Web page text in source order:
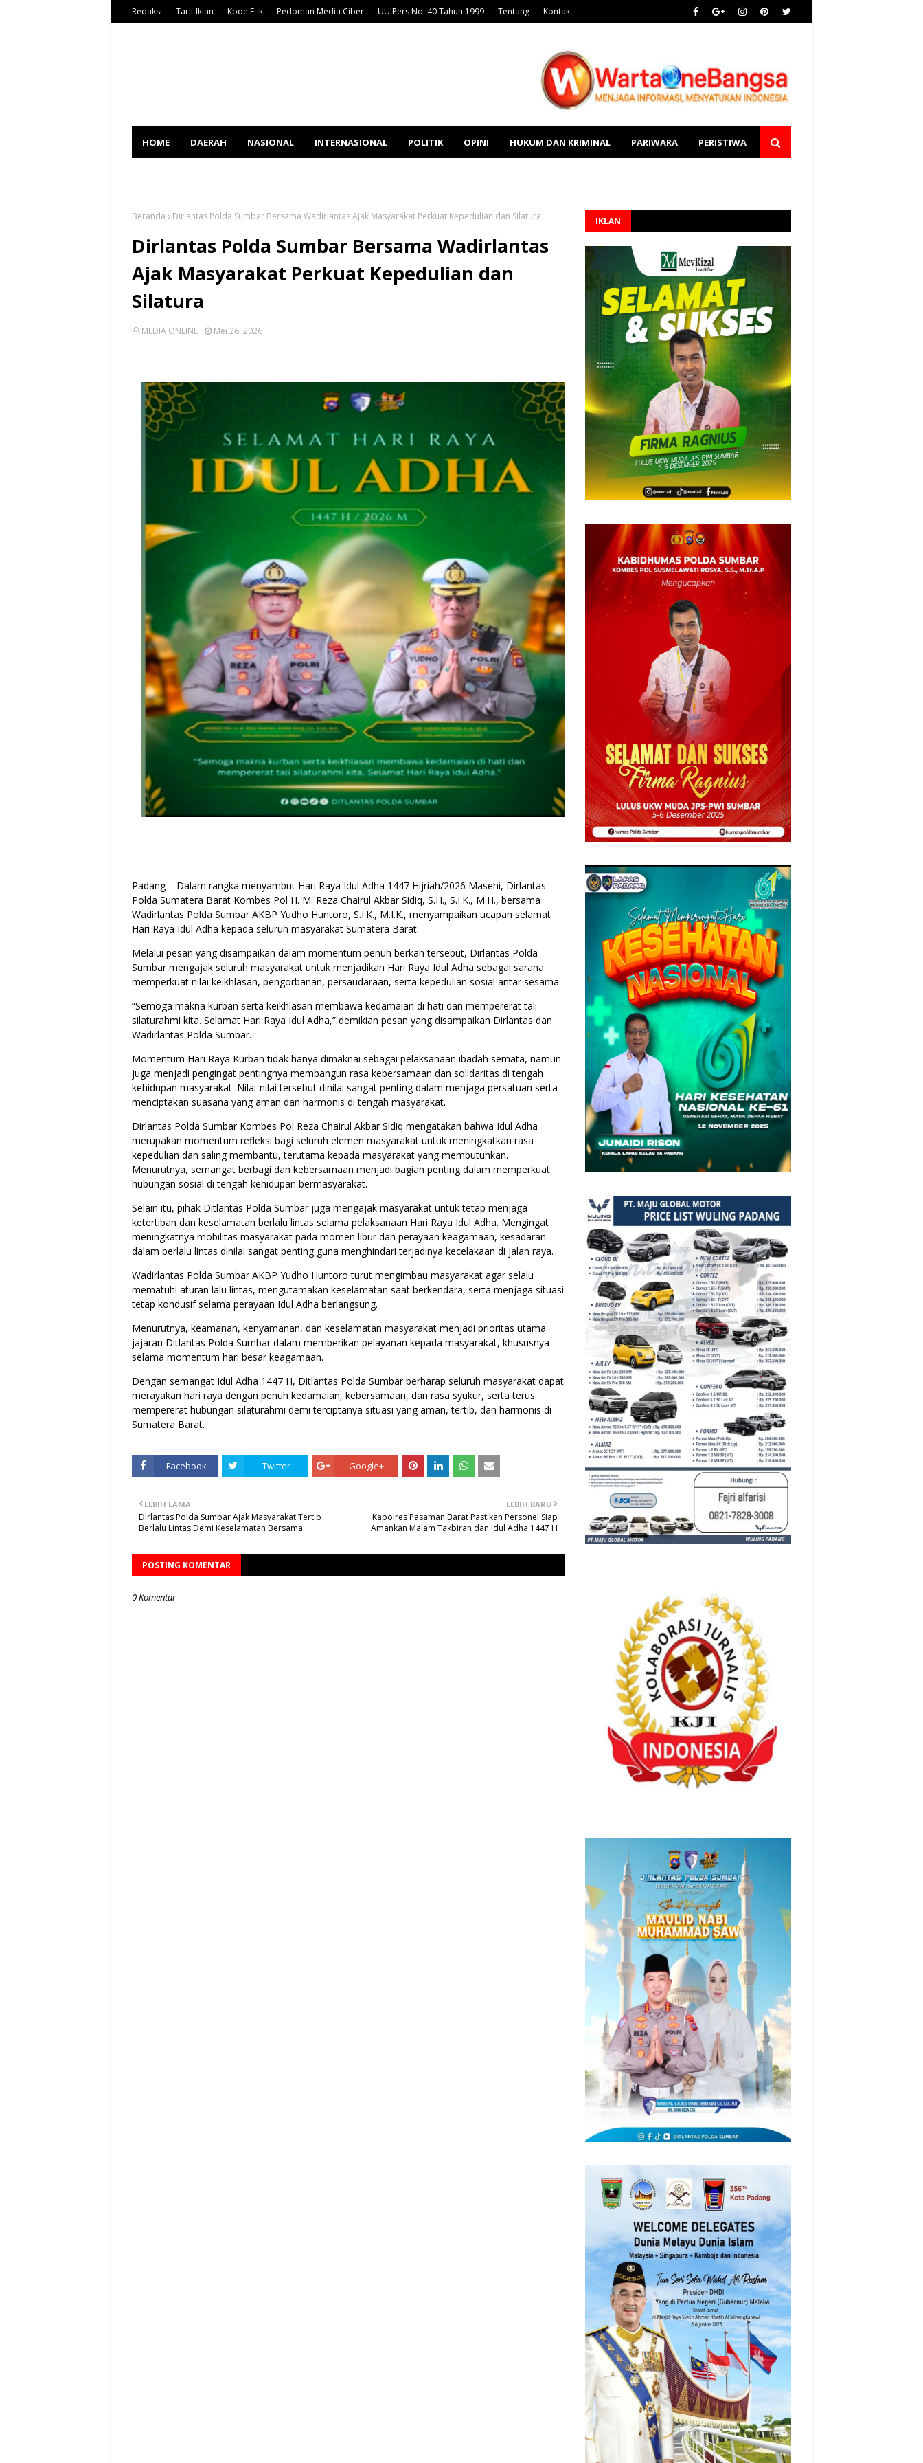
Redaksi Tarif Iklan Kode Etik Pedoman Media Ciber UU Pers No. 40 Tahun 1999 Tentang Kontak
HOME DAERAH NASIONAL INTERNASIONAL POLITIK OPINI HUKUM DAN KRIMINAL PARIWARA PERISTIWA
Beranda Dirlantas Polda Sumbar Bersama Wadirlantas Ajak Masyarakat Perkuat Kepedulian dan Silatura
Dirlantas Polda Sumbar Bersama Wadirlantas
Ajak Masyarakat Perkuat Kepedulian dan
Silatura
MEDIA ONLINE Mei 26, 2026
Padang – Dalam rangka menyambut Hari Raya Idul Adha 1447 Hijriah/2026 Masehi, Dirlantas
Polda Sumatera Barat Kombes Pol H. M. Reza Chairul Akbar Sidiq, S.H., S.I.K., M.H., bersama
Wadirlantas Polda Sumbar AKBP Yudho Huntoro, S.I.K., M.I.K., menyampaikan ucapan selamat
Hari Raya Idul Adha kepada seluruh masyarakat Sumatera Barat.
Melalui pesan yang disampaikan dalam momentum penuh berkah tersebut, Dirlantas Polda
Sumbar mengajak seluruh masyarakat untuk menjadikan Hari Raya Idul Adha sebagai sarana
memperkuat nilai keikhlasan, pengorbanan, persaudaraan, serta kepedulian sosial antar sesama.
“Semoga makna kurban serta keikhlasan membawa kedamaian di hati dan mempererat tali
silaturahmi kita. Selamat Hari Raya Idul Adha,” demikian pesan yang disampaikan Dirlantas dan
Wadirlantas Polda Sumbar.
Momentum Hari Raya Kurban tidak hanya dimaknai sebagai pelaksanaan ibadah semata, namun
juga menjadi pengingat pentingnya membangun rasa kebersamaan dan solidaritas di tengah
kehidupan masyarakat. Nilai-nilai tersebut dinilai sangat penting dalam menjaga persatuan serta
menciptakan suasana yang aman dan harmonis di tengah masyarakat.
Dirlantas Polda Sumbar Kombes Pol Reza Chairul Akbar Sidiq mengatakan bahwa Idul Adha
merupakan momentum refleksi bagi seluruh elemen masyarakat untuk meningkatkan rasa
kepedulian dan saling membantu, terutama kepada masyarakat yang membutuhkan.
Menurutnya, semangat berbagi dan kebersamaan menjadi bagian penting dalam memperkuat
hubungan sosial di tengah kehidupan bermasyarakat.
Selain itu, pihak Ditlantas Polda Sumbar juga mengajak masyarakat untuk tetap menjaga
ketertiban dan keselamatan berlalu lintas selama pelaksanaan Hari Raya Idul Adha. Mengingat
meningkatnya mobilitas masyarakat pada momen libur dan perayaan keagamaan, kesadaran
dalam berlalu lintas dinilai sangat penting guna menghindari terjadinya kecelakaan di jalan raya.
Wadirlantas Polda Sumbar AKBP Yudho Huntoro turut mengimbau masyarakat agar selalu
mematuhi aturan lalu lintas, mengutamakan keselamatan saat berkendara, serta menjaga situasi
tetap kondusif selama perayaan Idul Adha berlangsung.
Menurutnya, keamanan, kenyamanan, dan keselamatan masyarakat menjadi prioritas utama
jajaran Ditlantas Polda Sumbar dalam memberikan pelayanan kepada masyarakat, khususnya
selama momentum hari besar keagamaan.
Dengan semangat Idul Adha 1447 H, Ditlantas Polda Sumbar berharap seluruh masyarakat dapat
merayakan hari raya dengan penuh kedamaian, kebersamaan, dan rasa syukur, serta terus
mempererat hubungan silaturahmi demi terciptanya situasi yang aman, tertib, dan harmonis di
Sumatera Barat.
Facebook Twitter Google+
LEBIH BARU
Kapolres Pasaman Barat Pastikan Personel Siap
Amankan Malam Takbiran dan Idul Adha 1447 H
LEBIH LAMA
Dirlantas Polda Sumbar Ajak Masyarakat Tertib
Berlalu Lintas Demi Keselamatan Bersama
POSTING KOMENTAR
0 Komentar
IKLAN